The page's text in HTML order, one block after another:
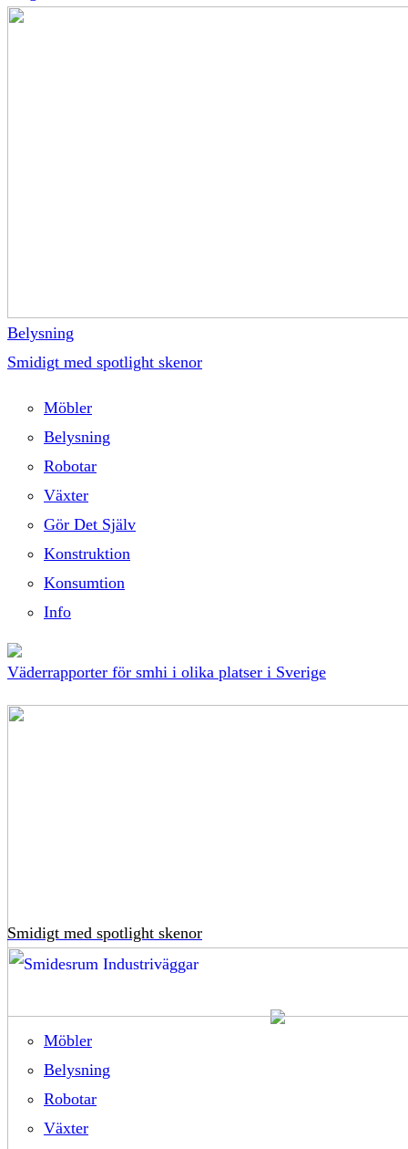
Belysning
Smidigt med spotlight skenor
Möbler
Belysning
Robotar
Växter
Gör Det Själv
Konstruktion
Konsumtion
Info
Väderrapporter för smhi i olika platser i Sverige
Smidigt med spotlight skenor
Möbler
Belysning
Robotar
Växter